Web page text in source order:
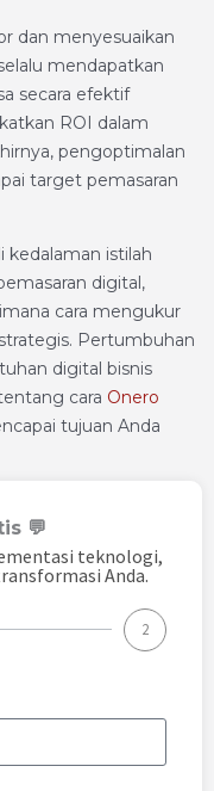
dan menyesuaikan
mendapatkan
secara efektif
ROI dalam
pengoptimalan
target pemasaran
istilah
digital,
cara mengukur
Pertumbuhan
digital bisnis
cara Onero
tujuan Anda
💬
teknologi,
Anda.
2